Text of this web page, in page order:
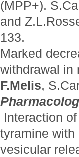
(MPP+).
and
133.
Marked
withdrawal in
F.Melis,
Interaction
tyramine
vesicular